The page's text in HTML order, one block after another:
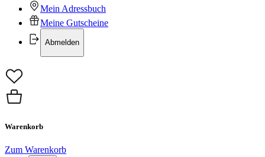
Mein Adressbuch
Meine Gutscheine
Abmelden
Warenkorb
Zum Warenkorb